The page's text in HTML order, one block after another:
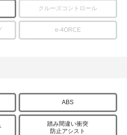
クルーズコントロール
e-4ORCE
ABS
踏み間違い衝突
防止アシスト